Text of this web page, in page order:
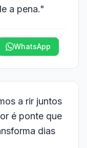
a pena."
WhatsApp
a rir juntos
é ponte que
dias